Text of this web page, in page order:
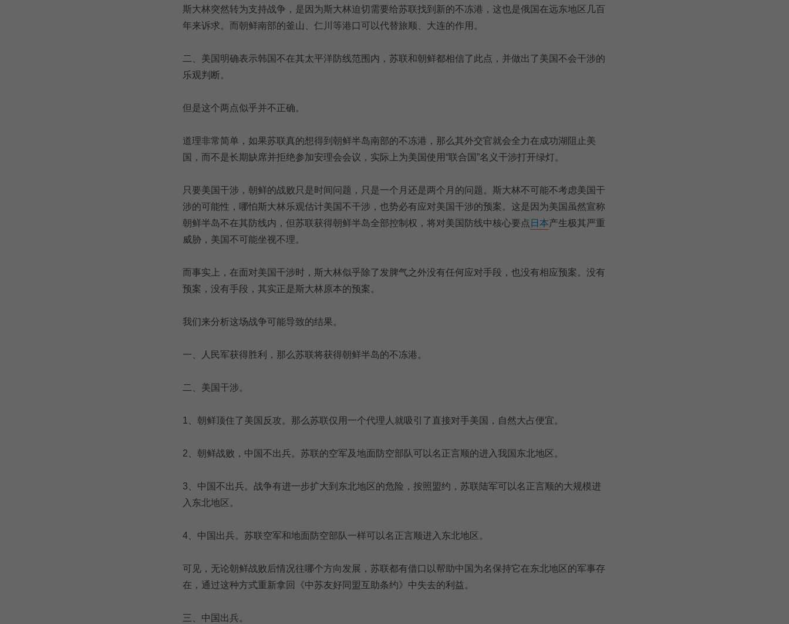
斯大林突然转为支持战争，是因为斯大林迫切需要给苏联找到新的不冻港，这也是俄国在远东地区几百
年来诉求。而朝鲜南部的釜山、仁川等港口可以代替旅顺、大连的作用。
二、美国明确表示韩国不在其太平洋防线范围内，苏联和朝鲜都相信了此点，并做出了美国不会干涉的
乐观判断。
但是这个两点似乎并不正确。
道理非常简单，如果苏联真的想得到朝鲜半岛南部的不冻港，那么其外交官就会全力在成功湖阻止美
国，而不是长期缺席并拒绝参加安理会会议，实际上为美国使用“联合国”名义干涉打开绿灯。
只要美国干涉，朝鲜的战败只是时间问题，只是一个月还是两个月的问题。斯大林不可能不考虑美国干
涉的可能性，哪怕斯大林乐观估计美国不干涉，也势必有应对美国干涉的预案。这是因为美国虽然宣称
朝鲜半岛不在其防线内，但苏联获得朝鲜半岛全部控制权，将对美国防线中核心要点 日本产生极其严重
威胁，美国不可能坐视不理。
而事实上，在面对美国干涉时，斯大林似乎除了发脾气之外没有任何应对手段，也没有相应预案。没有
预案，没有手段，其实正是斯大林原本的预案。
我们来分析这场战争可能导致的结果。
一、人民军获得胜利，那么苏联将获得朝鲜半岛的不冻港。
二、美国干涉。
1、朝鲜顶住了美国反攻。那么苏联仅用一个代理人就吸引了直接对手美国，自然大占便宜。
2、朝鲜战败，中国不出兵。苏联的空军及地面防空部队可以名正言顺的进入我国东北地区。
3、中国不出兵。战争有进一步扩大到东北地区的危险，按照盟约，苏联陆军可以名正言顺的大规模进
入东北地区。
4、中国出兵。苏联空军和地面防空部队一样可以名正言顺进入东北地区。
可见，无论朝鲜战败后情况往哪个方向发展，苏联都有借口以帮助中国为名保持它在东北地区的军事存
在，通过这种方式重新拿回《中苏友好同盟互助条约》中失去的利益。
三、中国出兵。